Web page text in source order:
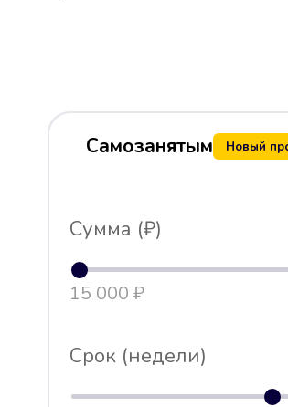
Самозанятым Новый
Сумма (₽)
15 000 ₽
Срок (недели)